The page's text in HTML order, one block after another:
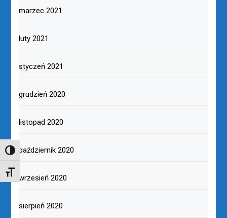
TOGGLE HIGH CONTRAST
TOGGLE FONT SIZE
marzec 2021
luty 2021
styczeń 2021
grudzień 2020
listopad 2020
październik 2020
wrzesień 2020
sierpień 2020